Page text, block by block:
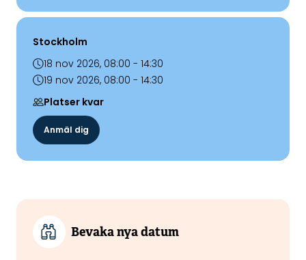
Stockholm
18 nov 2026, 08:00 - 14:30
19 nov 2026, 08:00 - 14:30
Platser kvar
Anmäl dig
Bevaka nya datum